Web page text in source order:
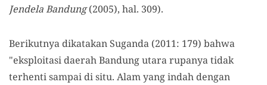
Jendela Bandung(2005), hal. 309).
Berikutnya dikatakan Suganda (2011: 179) bahwa
"eksploitasi daerah Bandung utara rupanya tidak
terhenti sampai di situ. Alam yang indah dengan